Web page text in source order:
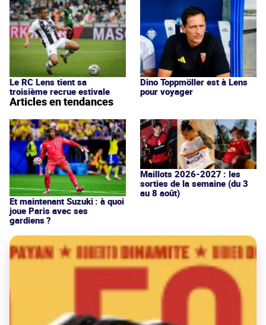
Le RC Lens tient sa
troisième recrue estivale
Dino Toppmöller est à Lens
pour voyager
Articles en tendances
Et maintenant Suzuki : à quoi
joue Paris avec ses
gardiens ?
Maillots 2026-2027 : les
sorties de la semaine (du 3
au 8 août)